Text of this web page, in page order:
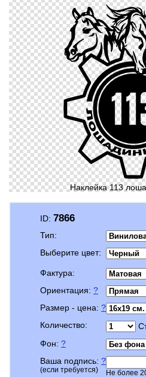
Наклейка 113
ID: 7866
Тип:
Выберите цвет:
Фактура:
Ориентация: ?
Размер - цена: ?
Количество:
Фон: ?
Ваша подпись: ?
(если требуется) Не более